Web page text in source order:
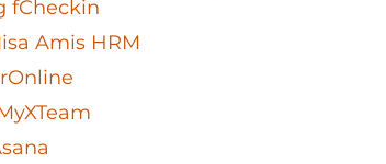
fCheckin
Amis HRM
MyXTeam